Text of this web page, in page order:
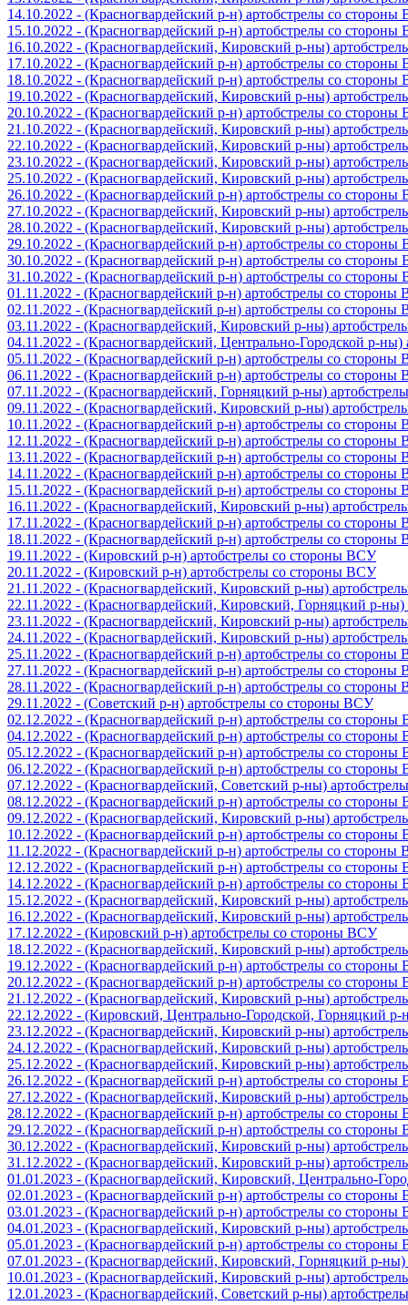
14.10.2022 - (Красногвардейский р-н) артобстрелы со
15.10.2022 - (Красногвардейский р-н) артобстрелы со
16.10.2022 - (Красногвардейский, Кировский р-ны)
17.10.2022 - (Красногвардейский р-н) артобстрелы со
18.10.2022 - (Красногвардейский р-н) артобстрелы со
19.10.2022 - (Красногвардейский, Кировский р-ны)
20.10.2022 - (Красногвардейский р-н) артобстрелы со
21.10.2022 - (Красногвардейский, Кировский р-ны)
22.10.2022 - (Красногвардейский, Кировский р-ны)
23.10.2022 - (Красногвардейский, Кировский р-ны)
25.10.2022 - (Красногвардейский, Кировский р-ны)
26.10.2022 - (Красногвардейский р-н) артобстрелы со
27.10.2022 - (Красногвардейский, Кировский р-ны)
28.10.2022 - (Красногвардейский, Кировский р-ны)
29.10.2022 - (Красногвардейский р-н) артобстрелы со
30.10.2022 - (Красногвардейский р-н) артобстрелы со
31.10.2022 - (Красногвардейский р-н) артобстрелы со
01.11.2022 - (Красногвардейский р-н) артобстрелы со стороны
02.11.2022 - (Красногвардейский р-н) артобстрелы со стороны
03.11.2022 - (Красногвардейский, Кировский р-ны)
04.11.2022 - (Красногвардейский, Центрально-Городской р-
05.11.2022 - (Красногвардейский р-н) артобстрелы со стороны
06.11.2022 - (Красногвардейский р-н) артобстрелы со стороны
07.11.2022 - (Красногвардейский, Горняцкий р-ны)
09.11.2022 - (Красногвардейский, Кировский р-ны)
10.11.2022 - (Красногвардейский р-н) артобстрелы со стороны
12.11.2022 - (Красногвардейский р-н) артобстрелы со стороны
13.11.2022 - (Красногвардейский р-н) артобстрелы со стороны
14.11.2022 - (Красногвардейский р-н) артобстрелы со стороны
15.11.2022 - (Красногвардейский р-н) артобстрелы со стороны
16.11.2022 - (Красногвардейский, Кировский р-ны)
17.11.2022 - (Красногвардейский р-н) артобстрелы со стороны
18.11.2022 - (Красногвардейский р-н) артобстрелы со стороны
19.11.2022 - (Кировский р-н) артобстрелы со стороны ВСУ
20.11.2022 - (Кировский р-н) артобстрелы со стороны ВСУ
21.11.2022 - (Красногвардейский, Кировский р-ны)
22.11.2022 - (Красногвардейский, Кировский, Горняцкий р-
23.11.2022 - (Красногвардейский, Кировский р-ны)
24.11.2022 - (Красногвардейский, Кировский р-ны)
25.11.2022 - (Красногвардейский р-н) артобстрелы со стороны
27.11.2022 - (Красногвардейский р-н) артобстрелы со стороны
28.11.2022 - (Красногвардейский р-н) артобстрелы со стороны
29.11.2022 - (Советский р-н) артобстрелы со стороны ВСУ
02.12.2022 - (Красногвардейский р-н) артобстрелы со
04.12.2022 - (Красногвардейский р-н) артобстрелы со
05.12.2022 - (Красногвардейский р-н) артобстрелы со
06.12.2022 - (Красногвардейский р-н) артобстрелы со
07.12.2022 - (Красногвардейский, Советский р-ны)
08.12.2022 - (Красногвардейский р-н) артобстрелы со
09.12.2022 - (Красногвардейский, Кировский р-ны)
10.12.2022 - (Красногвардейский р-н) артобстрелы со
11.12.2022 - (Красногвардейский р-н) артобстрелы со стороны
12.12.2022 - (Красногвардейский р-н) артобстрелы со
14.12.2022 - (Красногвардейский р-н) артобстрелы со
15.12.2022 - (Красногвардейский, Кировский р-ны)
16.12.2022 - (Красногвардейский, Кировский р-ны)
17.12.2022 - (Кировский р-н) артобстрелы со стороны ВСУ
18.12.2022 - (Красногвардейский, Кировский р-ны)
19.12.2022 - (Красногвардейский р-н) артобстрелы со
20.12.2022 - (Красногвардейский р-н) артобстрелы со
21.12.2022 - (Красногвардейский, Кировский р-ны)
22.12.2022 - (Кировский, Центрально-Городской, Горняцкий
23.12.2022 - (Красногвардейский, Кировский р-ны)
24.12.2022 - (Красногвардейский, Кировский р-ны)
25.12.2022 - (Красногвардейский, Кировский р-ны)
26.12.2022 - (Красногвардейский р-н) артобстрелы со
27.12.2022 - (Красногвардейский, Кировский р-ны)
28.12.2022 - (Красногвардейский р-н) артобстрелы со
29.12.2022 - (Красногвардейский р-н) артобстрелы со
30.12.2022 - (Красногвардейский, Кировский р-ны)
31.12.2022 - (Красногвардейский, Кировский р-ны)
01.01.2023 - (Красногвардейский, Кировский, Центрально-
02.01.2023 - (Красногвардейский р-н) артобстрелы со
03.01.2023 - (Красногвардейский р-н) артобстрелы со
04.01.2023 - (Красногвардейский, Кировский р-ны)
05.01.2023 - (Красногвардейский р-н) артобстрелы со
07.01.2023 - (Красногвардейский, Кировский, Горняцкий р-
10.01.2023 - (Красногвардейский, Кировский р-ны)
12.01.2023 - (Красногвардейский, Советский р-ны)